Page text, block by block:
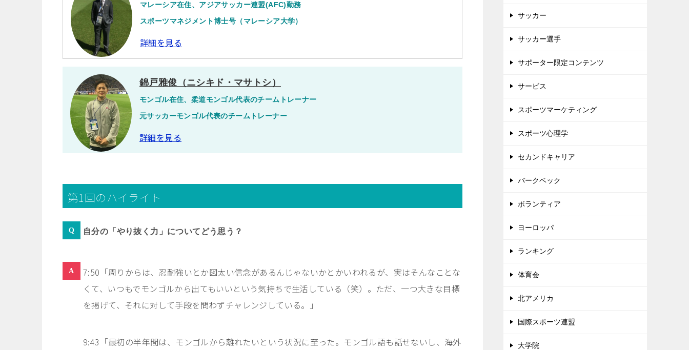
マレーシア在住、アジアサッカー連盟(AFC)勤務
スポーツマネジメント博士号（マレーシア大学）
詳細を見る
錦戸雅俊（ニシキド・マサトシ）
モンゴル在住、柔道モンゴル代表のチームトレーナー
元サッカーモンゴル代表のチームトレーナー
詳細を見る
第1回のハイライト
自分の「やり抜く力」についてどう思う？
7:50「周りからは、忍耐強いとか図太い信念があるんじゃないかとかいわれるが、実はそんなことな
くて、いつもでモンゴルから出てもいいという気持ちで生活している（笑）。ただ、一つ大きな目標
を掲げて、それに対して手段を問わずチャレンジしている。」
9:43「最初の半年間は、モンゴルから離れたいという状況に至った。モンゴル語も話せないし、海外
サッカー
サッカー選手
サポーター限定コンテンツ
サービス
スポーツマーケティング
スポーツ心理学
セカンドキャリア
バークベック
ボランティア
ヨーロッパ
ランキング
体育会
北アメリカ
国際スポーツ連盟
大学院